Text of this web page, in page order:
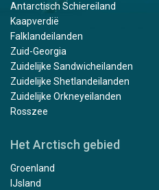
Antarctisch Schiereiland
Kaapverdië
Falklandeilanden
Zuid-Georgia
Zuidelijke Sandwicheilanden
Zuidelijke Shetlandeilanden
Zuidelijke Orkneyeilanden
Rosszee
Het Arctisch gebied
Groenland
IJsland